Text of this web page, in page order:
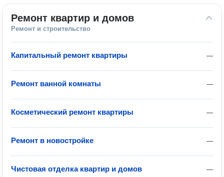
Ремонт квартир и домов
Ремонт и строительство
—
Капитальный ремонт квартиры
—
Ремонт ванной комнаты
—
Косметический ремонт квартиры
—
Ремонт в новостройке
—
Чистовая отделка квартир и домов